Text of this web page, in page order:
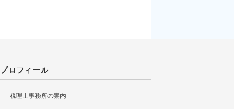
プロフィール
税理士事務所の案内